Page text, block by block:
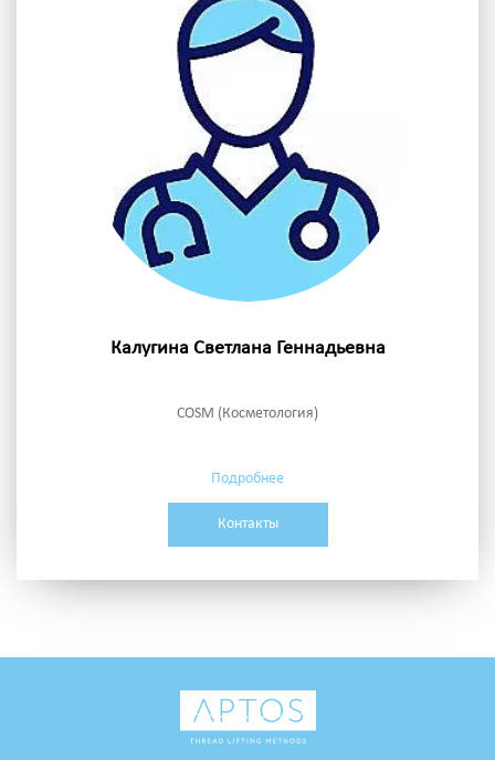
Калугина Светлана Геннадьевна
COSM (Косметология)
Подробнее
Контакты